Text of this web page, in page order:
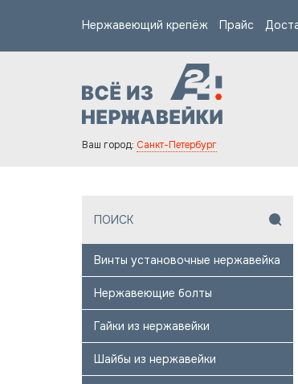
Нержавеющий крепёж Прайс
Ваш город: Санкт-Петербург
Винты установочные нержавейка
Нержавеющие болты
Гайки из нержавейки
Шайбы из нержавейки